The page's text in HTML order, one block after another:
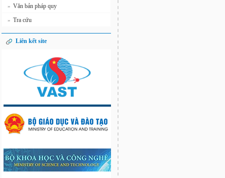
» Văn bản pháp quy
» Tra cứu
Liên kết site